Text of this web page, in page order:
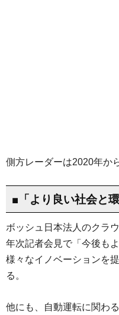
側方レーダーは2020年か
■「より良い社会と
ボッシュ日本法人のクラ
年次記者会見で「今後も
様々なイノベーションを
る。
他にも、自動運転に関わ